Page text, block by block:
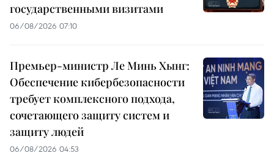
государственными визитами
06/08/2026 07:10
Премьер-министр Ле Минь Хынг:
Обеспечение кибербезопасности
требует комплексного подхода,
сочетающего защиту систем и
защиту людей
06/08/2026 04:53